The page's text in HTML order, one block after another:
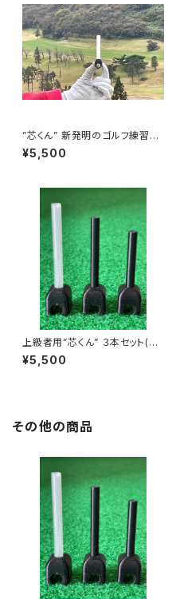
”芯くん” 新発明のゴルフ練習器
具３本セット(径10mm)
¥5,500
上級者用”芯くん” ３本セット(径
7mm)
¥5,500
その他の商品